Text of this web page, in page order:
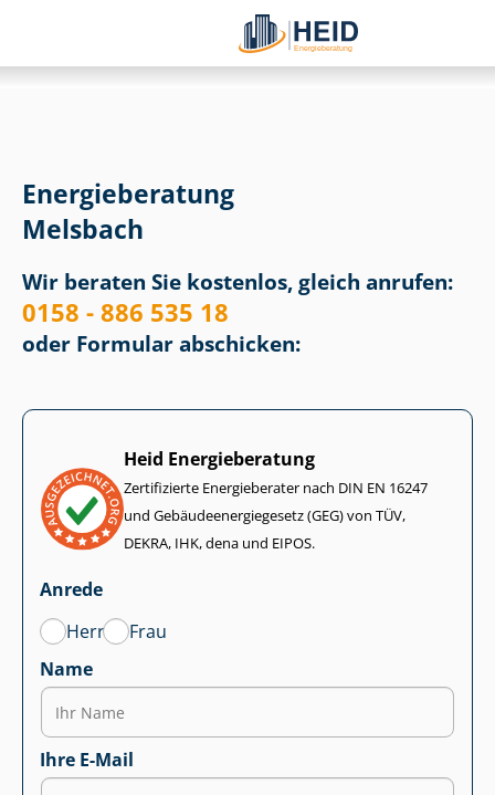
Energieberatung
Melsbach
Wir beraten Sie kostenlos, gleich anrufen:
0158 - 886 535 18
oder Formular abschicken:
Heid Energieberatung
Zertifizierte Energieberater nach DIN EN 16247
und Ge­bäu­de­en­er­gie­ge­setz (GEG) von TÜV,
DEKRA, IHK, dena und EIPOS.
Anrede
Herr
Frau
Name
Ihre E-Mail